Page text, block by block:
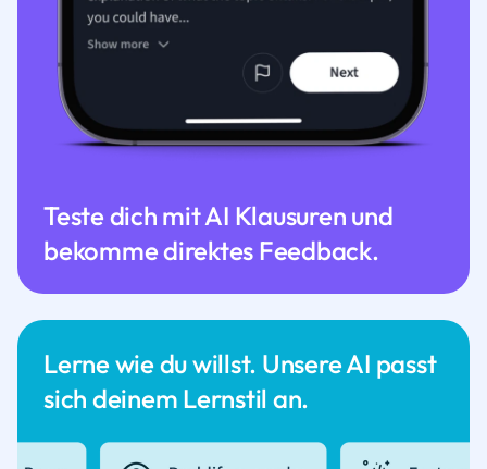
Lerne wie du willst. Unsere AI passt
sich deinem Lernstil an.
Teste dich mit AI Klausuren und
bekomme direktes Feedback.